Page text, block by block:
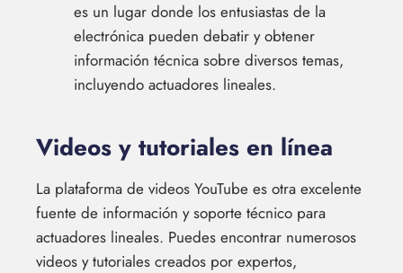
es un lugar donde los entusiastas de la
electrónica pueden debatir y obtener
información técnica sobre diversos temas,
incluyendo actuadores lineales.
Videos y tutoriales en línea
La plataforma de videos YouTube es otra excelente
fuente de información y soporte técnico para
actuadores lineales. Puedes encontrar numerosos
videos y tutoriales creados por expertos,